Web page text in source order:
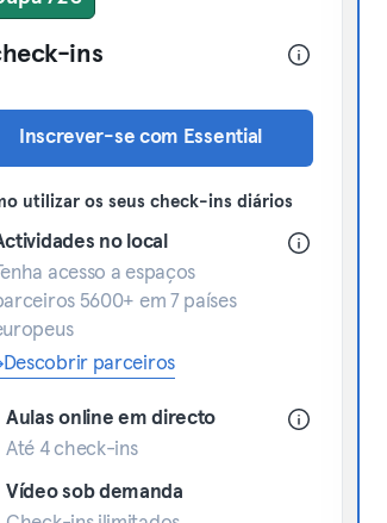
ins
Inscrever-se com Essential
utilizar os seus check-ins diários
no local
acesso a espaços
5600+ em 7 países
Descobrir parceiros
Aulas online em directo
Até 4 check-ins
Vídeo sob demanda